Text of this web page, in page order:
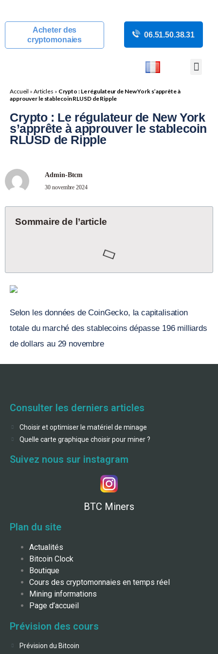
Acheter des
cryptomonaies
06.51.50.38.31
Accueil » Articles » Crypto : Le régulateur de New York s’apprête à
approuver le stablecoin RLUSD de Ripple
Crypto : Le régulateur de New York
s’apprête à approuver le stablecoin
RLUSD de Ripple
Admin-Btcm
30 novembre 2024
Sommaire de l’article
Selon les données de CoinGecko, la capitalisation
totale du marché des stablecoins dépasse 196 milliards
de dollars au 29 novembre
Consulter les derniers articles
Choisir et optimiser le matériel de minage
Quelle carte graphique choisir pour miner ?
Suivez nous sur instagram
BTC Miners
Plan du site
Actualités
Bitcoin Clock
Boutique
Cours des cryptomonnaies en temps réel
Mining informations
Page d’accueil
Prévision des cours
Prévision du Bitcoin